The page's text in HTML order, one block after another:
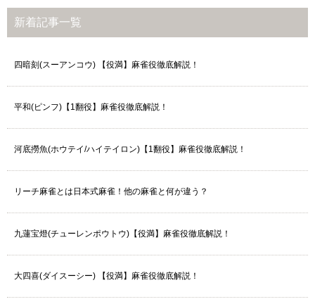
新着記事一覧
四暗刻(スーアンコウ) 【役満】麻雀役徹底解説！
平和(ピンフ)【1翻役】麻雀役徹底解説！
河底撈魚(ホウテイ/ハイテイロン)【1翻役】麻雀役徹底解説！
リーチ麻雀とは日本式麻雀！他の麻雀と何が違う？
九蓮宝燈(チューレンポウトウ)【役満】麻雀役徹底解説！
大四喜(ダイスーシー) 【役満】麻雀役徹底解説！